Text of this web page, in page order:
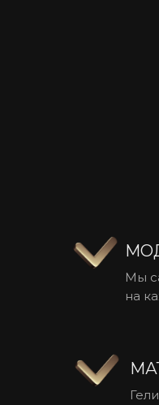
Мы
на